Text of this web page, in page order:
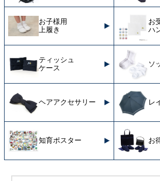
お子様用
上履き
お
ハ
ティッシュ
ケース
ソ
ヘアアクセサリー レ
知育ポスター お